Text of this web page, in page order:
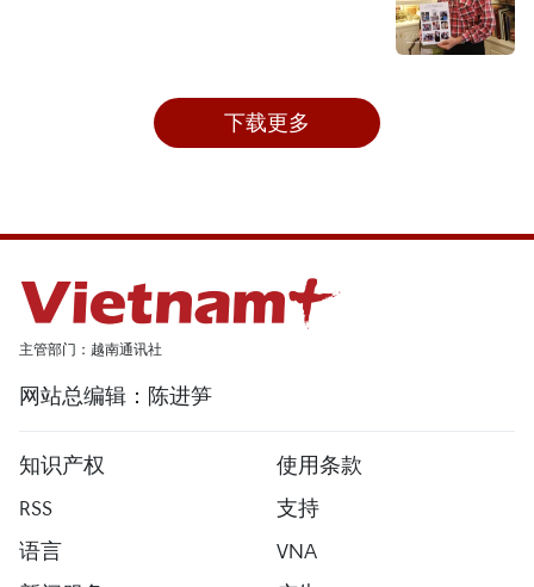
下载更多
主管部门：越南通讯社
网站总编辑：陈进笋
知识产权
使用条款
RSS
支持
语言
VNA